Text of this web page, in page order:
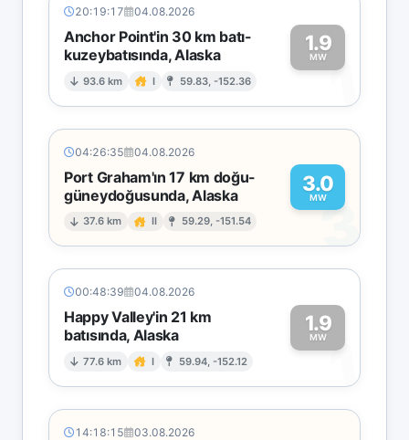
20:19:17 04.08.2026
Anchor Point'in 30 km batı-
kuzeybatısında, Alaska
93.6 km I 59.83, -152.36
1.9
MW1
04:26:35 04.08.2026
Port Graham'ın 17 km doğu-
güneydoğusunda, Alaska
37.6 km II 59.29, -151.54
3.0
MW
3
00:48:39 04.08.2026
Happy Valley'in 21 km
batısında, Alaska
77.6 km I 59.94, -152.12
1.9
MW1
14:18:15 03.08.2026